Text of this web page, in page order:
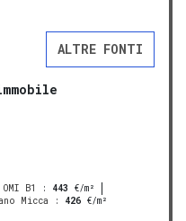
ALTRE FONTI
B1 : 443 €/m²
Micca : 426 €/m²